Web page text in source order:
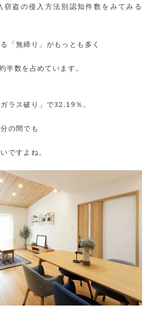
窃盗の侵入方法別認知件数をみてみる
「無締り」がもっとも多く
半数を占めています。
ラス破り」で32.19％。
の間でも
ですよね。